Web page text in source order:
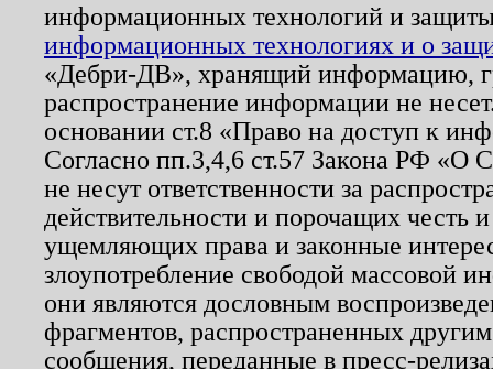
информационных технологий и
информационных технологиях и о
«Дебри-ДВ», хранящий информацию,
распространение информации не
основании ст.8 «Право на доступ к
Согласно пп.3,4,6 ст.57 Закона РФ «О
не несут ответственности за
действительности и порочащих честь
ущемляющих права и законные
злоупотребление свободой массовой
они являются дословным
фрагментов, распространенных
сообщения, переданные в пресс-